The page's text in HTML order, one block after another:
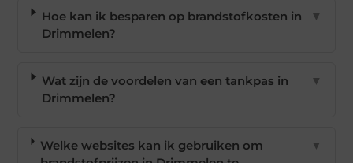
Hoe kan ik besparen op brandstofkosten in
Drimmelen?
▼
Wat zijn de voordelen van een tankpas in
Drimmelen?
▼
Welke websites kan ik gebruiken om
▼